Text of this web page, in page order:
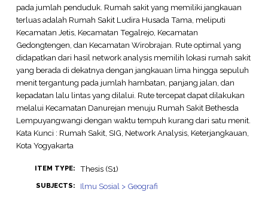
pada jumlah penduduk. Rumah sakit yang memiliki jangkauan
terluas adalah Rumah Sakit Ludira Husada Tama, meliputi
Kecamatan Jetis, Kecamatan Tegalrejo, Kecamatan
Gedongtengen, dan Kecamatan Wirobrajan. Rute optimal yang
didapatkan dari hasil network analysis memilih lokasi rumah sakit
yang berada di dekatnya dengan jangkauan lima hingga sepuluh
menit tergantung pada jumlah hambatan, panjang jalan, dan
kepadatan lalu lintas yang dilalui. Rute tercepat dapat dilakukan
melalui Kecamatan Danurejan menuju Rumah Sakit Bethesda
Lempuyangwangi dengan waktu tempuh kurang dari satu menit.
Kata Kunci : Rumah Sakit, SIG, Network Analysis, Keterjangkauan,
Kota Yogyakarta
ITEM TYPE: Thesis (S1)
SUBJECTS: Ilmu Sosial > Geografi